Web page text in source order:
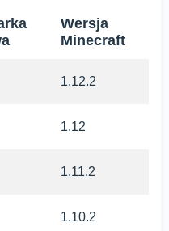
Wersja
Minecraft
1.12.2
1.12
1.11.2
1.10.2